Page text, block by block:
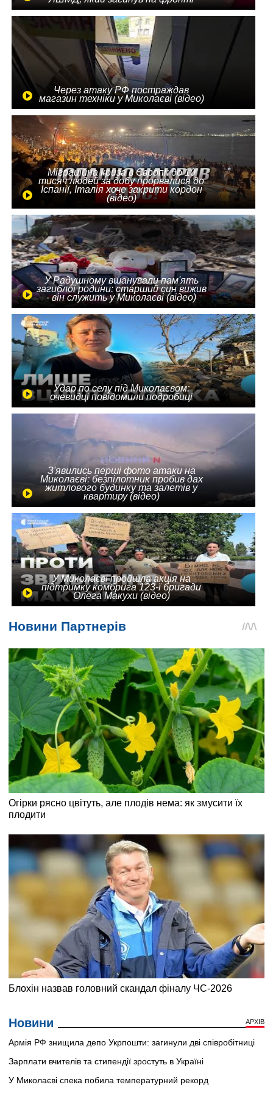
Через атаку РФ постраждав
магазин техніки у Миколаєві (відео)
Міграційна криза в Європі: до 10
тисяч людей за добу прорвалися до
Іспанії, Італія хоче закрити кордон
(відео)
У Радушному вшанували пам'ять
загиблої родини: старший син вижив
- він служить у Миколаєві (відео)
Удар по селу під Миколаєвом:
очевидці повідомили подробиці
З'явились перші фото атаки на
Миколаєві: безпілотник пробив дах
житлового будинку та залетів у
квартиру (відео)
У Миколаєві пройшла акція на
підтримку комбрига 123-ї бригади
Олега Макухи (відео)
Новини АРХІВ
Армія РФ знищила депо Укрпошти: загинули дві співробітниці
Зарплати вчителів та стипендії зростуть в Україні
У Миколаєві спека побила температурний рекорд